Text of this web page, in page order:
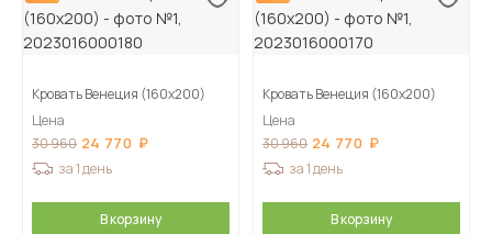
Кровать Венеция (160х200)
Цена
30 960 24 770
за 1 день
В корзину
Кровать Венеция (160х200)
Цена
30 960 24 770
за 1 день
В корзину